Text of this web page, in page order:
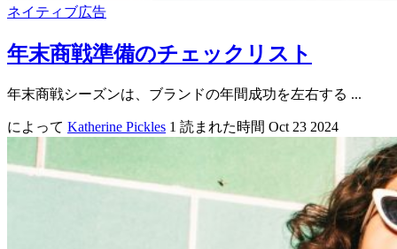
ネイティブ広告
年末商戦準備のチェックリスト
年末商戦シーズンは、ブランドの年間成功を左右する ...
によって Katherine Pickles 1 読まれた時間 Oct 23 2024